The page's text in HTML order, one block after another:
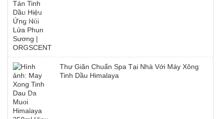
Thư Giãn Chuẩn Spa Tại Nhà Với Máy Xông
Tinh Dầu Himalaya